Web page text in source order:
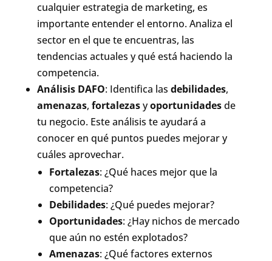
cualquier estrategia de marketing, es
importante entender el entorno. Analiza el
sector en el que te encuentras, las
tendencias actuales y qué está haciendo la
competencia.
Análisis DAFO: Identifica las debilidades,
amenazas, fortalezasyoportunidadesde
tu negocio. Este análisis te ayudará a
conocer en qué puntos puedes mejorar y
cuáles aprovechar.
Fortalezas: ¿Qué haces mejor que la
competencia?
Debilidades: ¿Qué puedes mejorar?
Oportunidades: ¿Hay nichos de mercado
que aún no estén explotados?
Amenazas: ¿Qué factores externos